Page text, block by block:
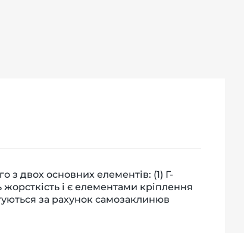
з двох основних елементів: (1) Г-
і є елементами кріплення
за рахунок самозаклинюв